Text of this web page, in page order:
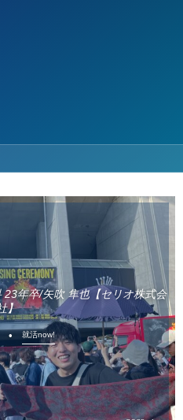
年卒/矢吹 隼也【セリオ株式会
】
就活now!